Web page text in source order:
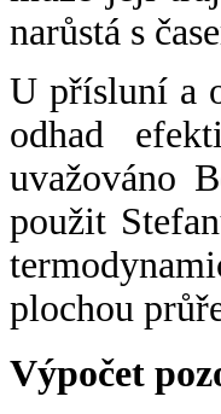
narůstá s
U přísluní a
odhad
uvažováno
použit
plochou
Výpočet